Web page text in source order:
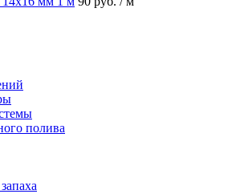
полива